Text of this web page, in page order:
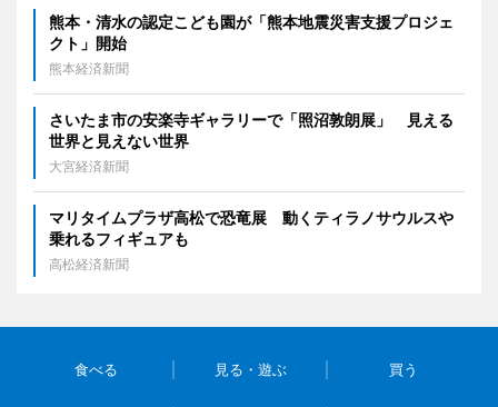
熊本・清水の認定こども園が「熊本地震災害支援プロジェ
クト」開始
熊本経済新聞
さいたま市の安楽寺ギャラリーで「照沼敦朗展」 見える
世界と見えない世界
大宮経済新聞
マリタイムプラザ高松で恐竜展 動くティラノサウルスや
乗れるフィギュアも
高松経済新聞
食べる 見る・遊ぶ 買う